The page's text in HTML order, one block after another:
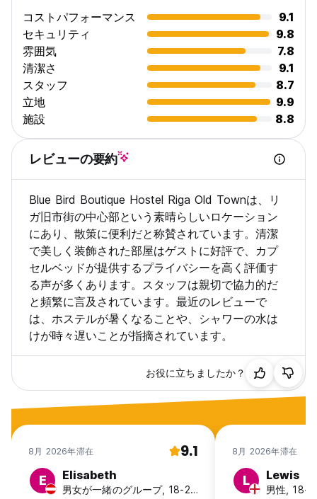
- リガ旧市街のブルー バード ホステルにはエレベーターがあり
ません。
- 退出後は照明を消してください
- 誤った火災警報を避けるため、調理中はキッチンフードを使用
してください。
- チェックアウト日まで鍵を常に携帯してください。そうでない
と部屋に入ることはできません。
- キーはドアを開けるためにのみ使用され、ドアは自動的に閉ま
ります。キーでドアを閉める必要はありません。
- 大きなタオルは追加料金がかかります。大きなタオルは2ユーロ
です
だけます。
- リガ旧市街のブルー バード ホステルでは喫煙が禁止されてい
ます。喫煙しない場合は料金が発生します。
- 鍵の返却は11:00までです。アーリーチェックアウトを予定して
いる場合は、3階の灰色の郵便ポストに鍵を預けてください。郵
便ポストには「鍵の場合」というメモが付いています。
- チェックアウト後のお荷物は、3階の共用ルームに午後18時ま
でお預かりいたします。
- リガ旧市街のブルー バード ホステルに最も近い駐車場は、ジ
ェカバ アーケード パーキングです。
- 自転車で旅行する場合は、リガ旧市街のブルー バード ホステ
ルの 2 階の階段に自転車を預けることができます。 (Auto-
translated from original language)
コストパフォーマンス
9.1
セキュリティ
9.8
雰囲気
7.8
清潔さ
9.1
スタッフ
8.7
立地
9.9
施設
8.8
レビューの要約
Blue Bird Boutique Hostel Riga Old Townは、リ
ガ旧市街の中心部という素晴らしいロケーション
にあり、散策に便利だと称賛されています。清潔
で美しく装飾された部屋はゲストに好評で、カプ
セルベッドが提供するプライバシーを高く評価す
る声が多くあります。スタッフは親切で協力的だ
と頻繁に言及されています。最近のレビューで
は、ホステルが暑くなることや、シャワーの水は
けが時々遅いことが指摘されています。
お役に立ちましたか？
8月 2026年滞在 9.1
E Elisabeth
男女が一緒のグループ, 18-24, Austria
8月 2026年滞在
L Lewis
男性, 18-